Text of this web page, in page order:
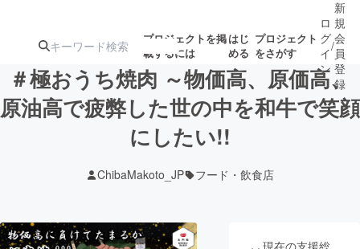
プロジェクトを掲
載するには
はじ
める
プロジェクト
をさがす
注目の新着プロ 募集終了が近いプ
ロ
グ
イ
ン
/
新
規
会
員
登
録
＃極おうち焼肉 ～物価高、原価高、
原油高で疲弊した世の中を和牛で笑顔
にしたい!!
ChibaMakoto_JP フード・飲食店
現在の支援総